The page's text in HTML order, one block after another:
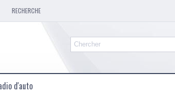
RECHERCHE
d'auto